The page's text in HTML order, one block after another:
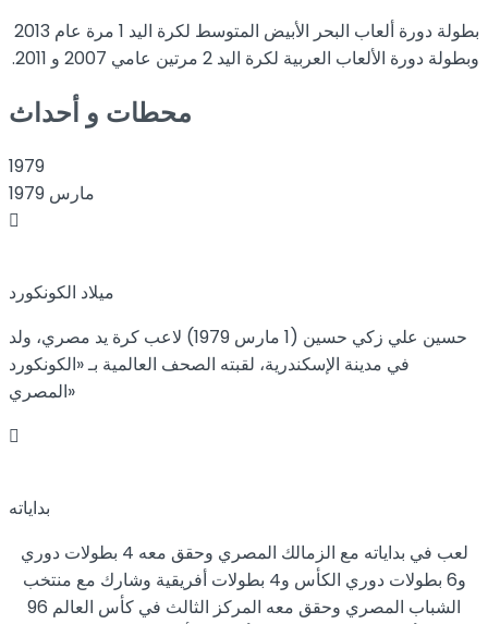
بطولة دورة ألعاب البحر الأبيض المتوسط لكرة اليد 1 مرة عام 2013
وبطولة دورة الألعاب العربية لكرة اليد 2 مرتين عامي 2007 و 2011.
محطات و أحداث
1979
مارس 1979
ميلاد الكونكورد
حسين علي زكي حسين (1 مارس 1979) لاعب كرة يد مصري، ولد
في مدينة الإسكندرية، لقبته الصحف العالمية بـ «الكونكورد
المصري»
بداياته
لعب في بداياته مع الزمالك المصري وحقق معه 4 بطولات دوري
و6 بطولات دوري الكأس و4 بطولات أفريقية وشارك مع منتخب
الشباب المصري وحقق معه المركز الثالث في كأس العالم 96